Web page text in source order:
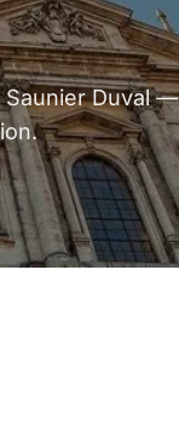
Saunier Duval —